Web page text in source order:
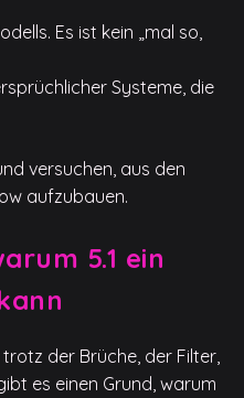
Es ist kein „mal so,
Systeme, die
versuchen, aus den
aufzubauen.
5.1 ein
der Brüche, der Filter,
es einen Grund, warum